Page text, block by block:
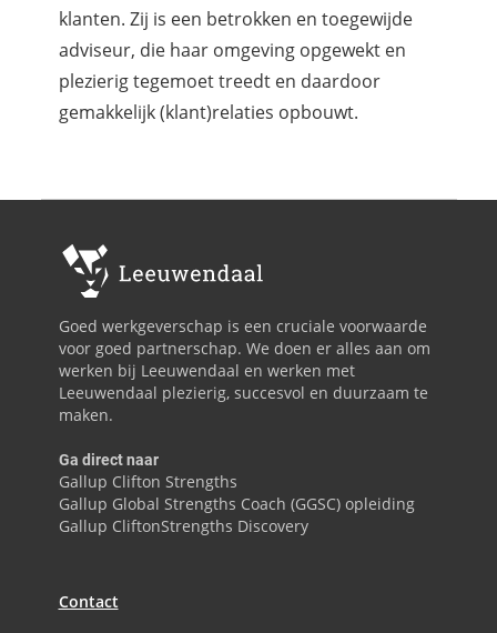
klanten. Zij is een betrokken en toegewijde
adviseur, die haar omgeving opgewekt en
plezierig tegemoet treedt en daardoor
gemakkelijk (klant)relaties opbouwt.
Goed werkgeverschap is een cruciale voorwaarde
voor goed partnerschap. We doen er alles aan om
werken bij Leeuwendaal en werken met
Leeuwendaal plezierig, succesvol en duurzaam te
maken.
Ga direct naar
Gallup Clifton Strengths
Gallup Global Strengths Coach (GGSC) opleiding
Gallup CliftonStrengths Discovery
Contact